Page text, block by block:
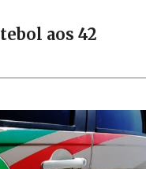
aos 42